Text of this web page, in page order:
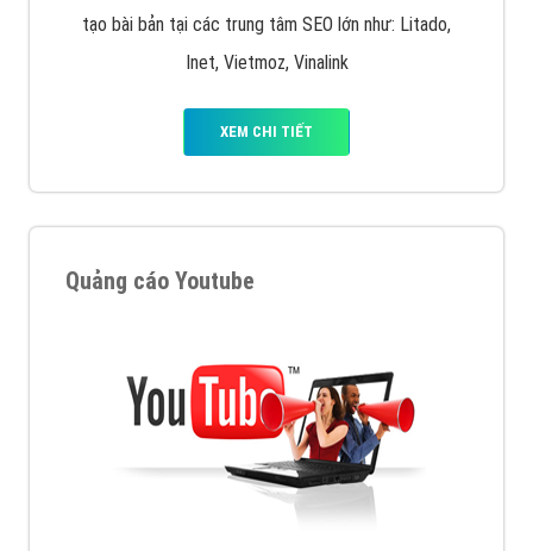
tạo bài bản tại các trung tâm SEO lớn như: Litado,
Inet, Vietmoz, Vinalink
XEM CHI TIẾT
Quảng cáo Youtube